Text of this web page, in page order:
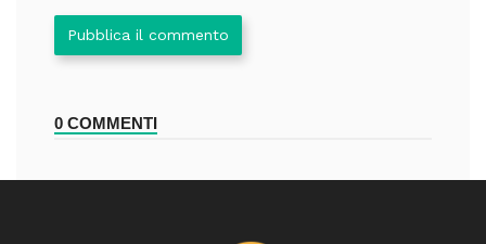
Pubblica il commento
0 COMMENTI